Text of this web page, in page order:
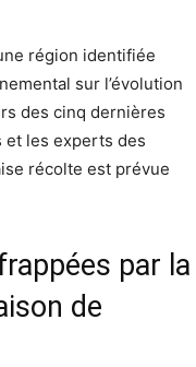
région identifiée
sur l’évolution
des cinq dernières
et les experts des
récolte est prévue
par la
de